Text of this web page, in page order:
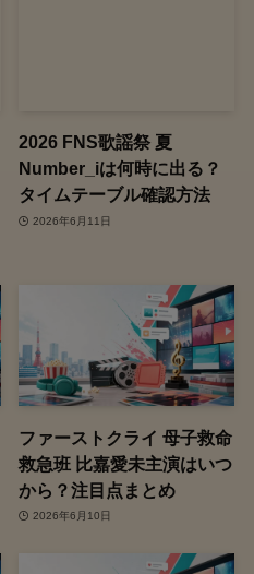
2026 FNS歌謡祭 夏
Number_iは何時に出る？
タイムテーブル確認方法
2026年6月11日
ファーストクライ 母子救命
救急班 比嘉愛未主演はいつ
から？注目点まとめ
2026年6月10日